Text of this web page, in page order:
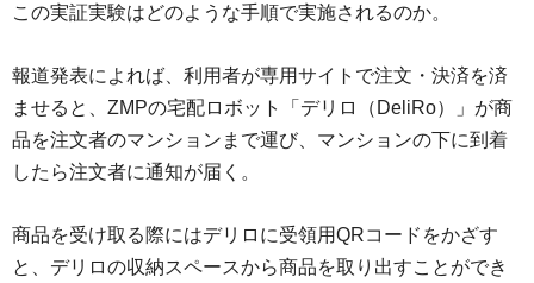
この実証実験はどのような手順で実施されるのか。
報道発表によれば、利用者が専用サイトで注文・決済を済
ませると、ZMPの宅配ロボット「デリロ（DeliRo）」が商
品を注文者のマンションまで運び、マンションの下に到着
したら注文者に通知が届く。
商品を受け取る際にはデリロに受領用QRコードをかざす
と、デリロの収納スペースから商品を取り出すことができ